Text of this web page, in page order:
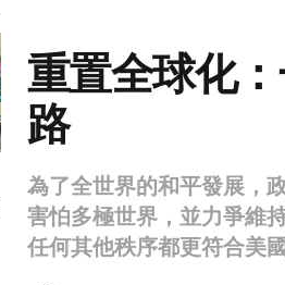
重置全球化
路
為了全世界的和平發展，
害怕多極世界，並力爭維
任何其他秩序都更符合美國